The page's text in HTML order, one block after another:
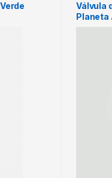
Válvula
Planeta